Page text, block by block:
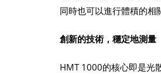
同時也可以進行體積的
創新的技術，穩定地測量
HMT 1000的核心即是光